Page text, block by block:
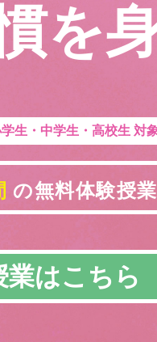
を
生・中学生・高校生 対
の無料体験授
業はこちら